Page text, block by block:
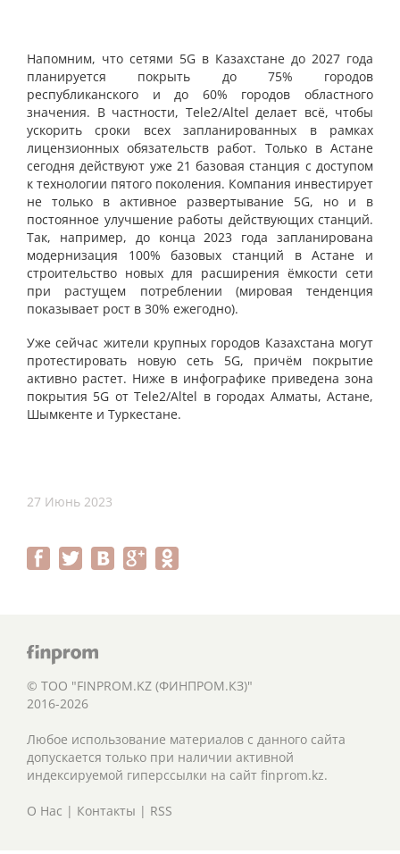
Напомним, что сетями 5G в Казахстане до 2027 года
планируется покрыть до 75% городов
республиканского и до 60% городов областного
значения. В частности, Tele2/Altel делает всё, чтобы
ускорить сроки всех запланированных в рамках
лицензионных обязательств работ. Только в Астане
сегодня действуют уже 21 базовая станция с доступом
к технологии пятого поколения. Компания инвестирует
не только в активное развертывание 5G, но и в
постоянное улучшение работы действующих станций.
Так, например, до конца 2023 года запланирована
модернизация 100% базовых станций в Астане и
строительство новых для расширения ёмкости сети
при растущем потреблении (мировая тенденция
показывает рост в 30% ежегодно).
Уже сейчас жители крупных городов Казахстана могут
протестировать новую сеть 5G, причём покрытие
активно растет. Ниже в инфографике приведена зона
покрытия 5G от Tele2/Altel в городах Алматы, Астане,
Шымкенте и Туркестане.
27 Июнь 2023
© ТОО "FINPROM.KZ (ФИНПРОМ.КЗ)"
2016-2026
Любое использование материалов с данного сайта
допускается только при наличии активной
индексируемой гиперссылки на сайт finprom.kz.
О Нас | Контакты | RSS